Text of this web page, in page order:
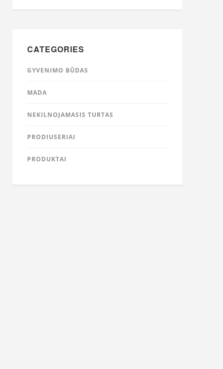
CATEGORIES
GYVENIMO BŪDAS
MADA
NEKILNOJAMASIS TURTAS
PRODIUSERIAI
PRODUKTAI